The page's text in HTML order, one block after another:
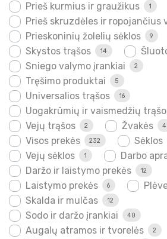
Prieš kurmius ir graužikus 1
Prieš skruzdėles ir ropojančius
Prieskoninių žolelių sėklos 9
Skystos trąšos 14
Sniego valymo įrankiai 2
Tręšimo produktai 5
Universalios trąšos 16
Uogakrūmių ir vaismedžių
Vejų trąšos 2 Žvakės 4
Visos prekės 232 Sėklos
Vejų sėklos 1 Darbo
Daržo ir laistymo prekės 12
Laistymo prekės 6
Skalda ir mulčas 12
Sodo ir daržo įrankiai 40
Augalų atramos ir tvorelės 2